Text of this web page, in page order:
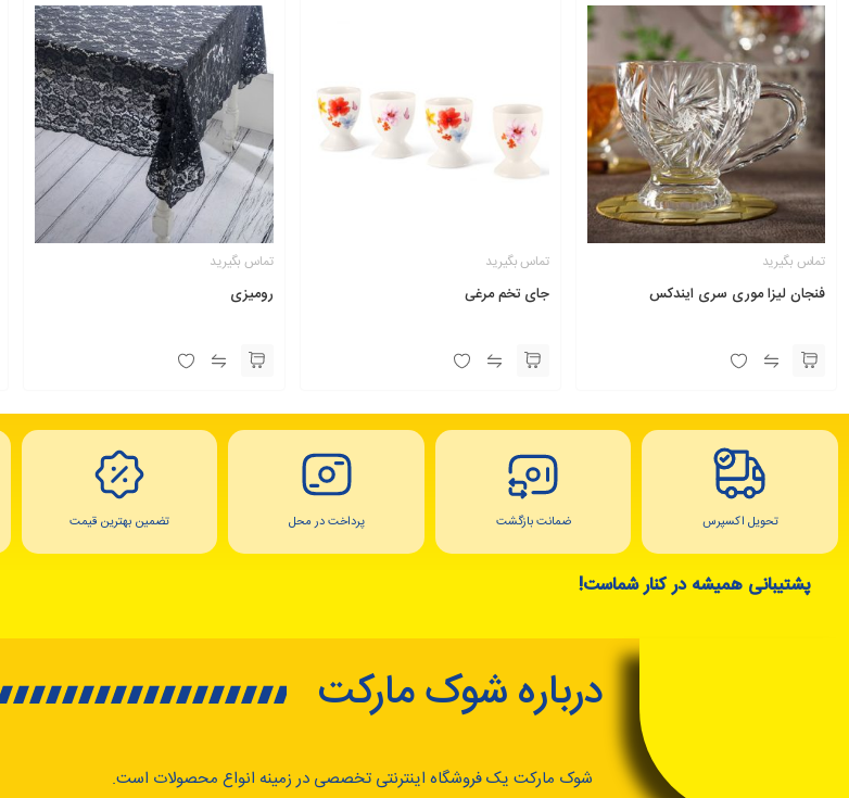
تماس بگیرید
فنجان لیزا موری سری ایندکس
تماس بگیرید
جای تخم مرغی
تماس بگیرید
رومیزی
تحویل اکسپرس ضمانت بازگشت پرداخت در محل تضمین بهترین قیمت
پشتیبانی همیشه در کنار شماست!
درباره شوک مارکت
شوک مارکت یک فروشگاه اینترنتی تخصصی در زمینه انواع محصولات است.